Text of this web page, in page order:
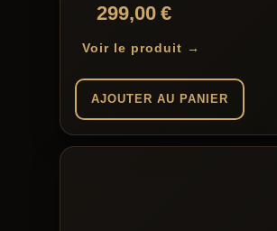
299,00€
Voir le produit →
AJOUTER AU PANIER